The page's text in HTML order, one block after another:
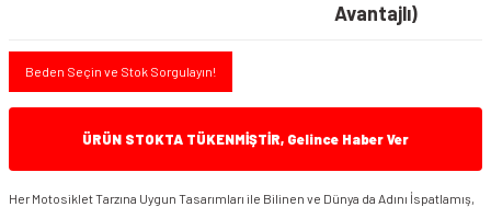
Avantajlı)
Beden Seçin ve Stok Sorgulayın!
ÜRÜN STOKTA TÜKENMİŞTİR, Gelince Haber Ver
Her Motosiklet Tarzına Uygun Tasarımları ile Bilinen ve Dünya da Adını İspatlamış,